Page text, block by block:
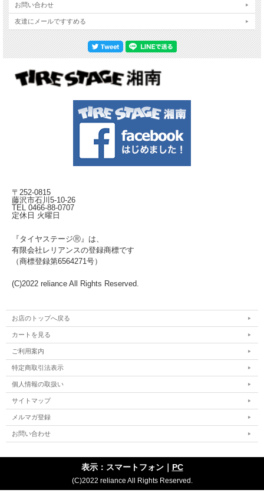
お問い合わせ
友達にメールですすめる
〒252-0815
藤沢市石川5-10-26
TEL 0466-88-0707
定休日 火曜日
『タイヤステージⓇ』は、
有限会社レリアンスの登録商標です
（商標登録第6564271号）
(C)2022 reliance All Rights Reserved.
お店のトップへ戻る
カートを見る
ご利用案内
特定商取引法表示
個人情報の取扱い
サイトマップ
メルマガ登録
お問い合わせ
表示：スマートフォン｜ PC
(C)2022 reliance All Rights Reserved.